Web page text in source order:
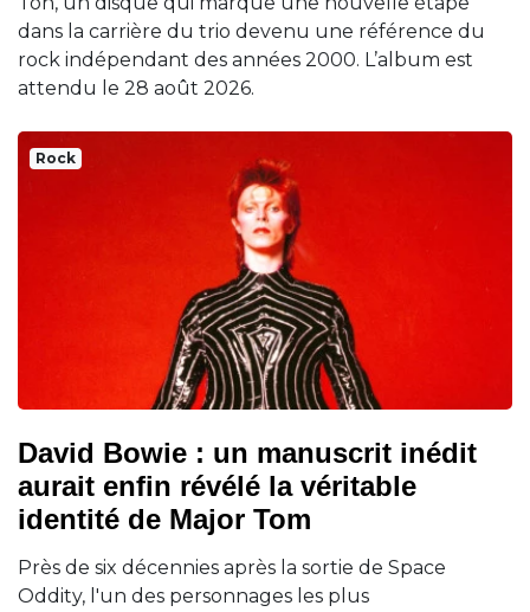
dans la carrière du trio devenu une référence du
rock indépendant des années 2000. L’album est
attendu le 28 août 2026.
Rock
David Bowie : un manuscrit inédit
aurait enfin révélé la véritable
identité de Major Tom
Près de six décennies après la sortie de Space
Oddity, l'un des personnages les plus